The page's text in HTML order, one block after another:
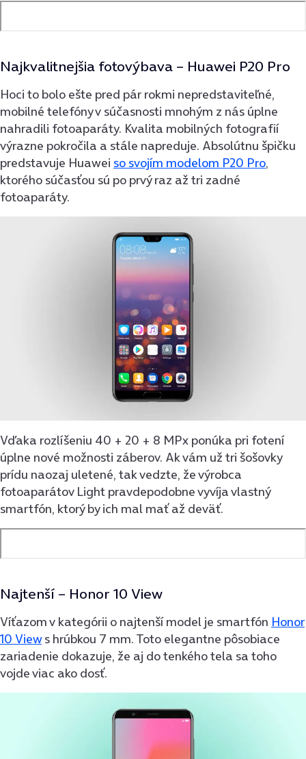
Najkvalitnejšia fotovýbava – Huawei P20 Pro
Hoci to bolo ešte pred pár rokmi nepredstaviteľné,
mobilné telefóny v súčasnosti mnohým z nás úplne
nahradili fotoaparáty. Kvalita mobilných fotografií
výrazne pokročila a stále napreduje. Absolútnu špičku
predstavuje Huawei so svojím modelom P20 Pro,
ktorého súčasťou sú po prvý raz až tri zadné
fotoaparáty.
Vďaka rozlíšeniu 40 + 20 + 8 MPx ponúka pri fotení
úplne nové možnosti záberov. Ak vám už tri šošovky
prídu naozaj uletené, tak vedzte, že výrobca
fotoaparátov Light pravdepodobne vyvíja vlastný
smartfón, ktorý by ich mal mať až deväť.
Najtenší – Honor 10 View
Víťazom v kategórii o najtenší model je smartfón Honor
10 Views hrúbkou 7 mm. Toto elegantne pôsobiace
zariadenie dokazuje, že aj do tenkého tela sa toho
vojde viac ako dosť.